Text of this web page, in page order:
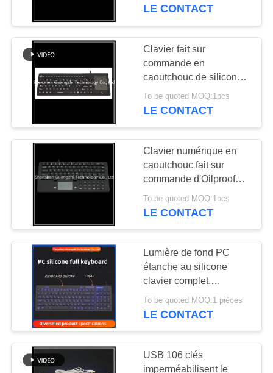
CONTRÔLE
DE
QUALITÉ
CONTACTEZ-
NOUS
DEMANDEZ
UNE
PLAN
SITE
PRIVACY
POLICY
Pavé numérique
rétro-éclairé
Pavé numérique
incorporé
15
Clavier industriel
avec Trackball
LE CONTACT
Clavier fait sur
commande en
caoutchouc de silicone
d'impression,
approbations
To be quoted MOQ:1pcs
LE CONTACT
Clavier numérique en
caoutchouc fait sur
commande d'Oilproof
avec antipoussière
imperméable d'écran
To be quoted MOQ:1pcs
LE CONTACT
Lumière de fond PC
étanche au silicone
clavier complet.
Équipement médical
spécifique pinpad
silicone à haute
température clavier en
To be quoted MOQ:1 pièces
LE CONTACT
USB 106 clés
imperméabilisent le